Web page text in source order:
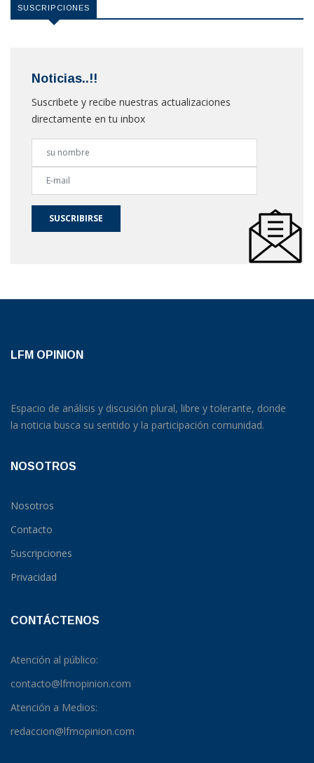
SUSCRIPCIONES
Noticias..!!
Suscribete y recibe nuestras actualizaciones
directamente en tu inbox
SUSCRIBIRSE
LFM OPINION
Espacio de análisis y discusión plural, libre y tolerante, donde
la noticia busca su sentido y la participación comunidad.
NOSOTROS
Nosotros
Contacto
Suscripciones
Privacidad
CONTÁCTENOS
Atención al público:
contacto@lfmopinion.com
Atención a Medios:
redaccion@lfmopinion.com